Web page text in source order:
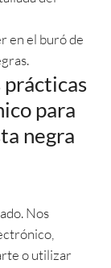
en el buró de
prácticas
para
negra
Nos
o utilizar